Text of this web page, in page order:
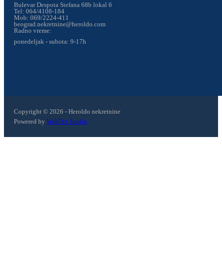
Bulevar Despota Stefana 68b lokal 6
Tel: 064/4108-184
Mob: 069/2224-411
beograd.nekretnine@heroldo.com
Radno vreme:
ponedeljak - subota: 9-17h
Copyright © 2026 - Heroldo nekretnine
Powered by WebDiz Studio